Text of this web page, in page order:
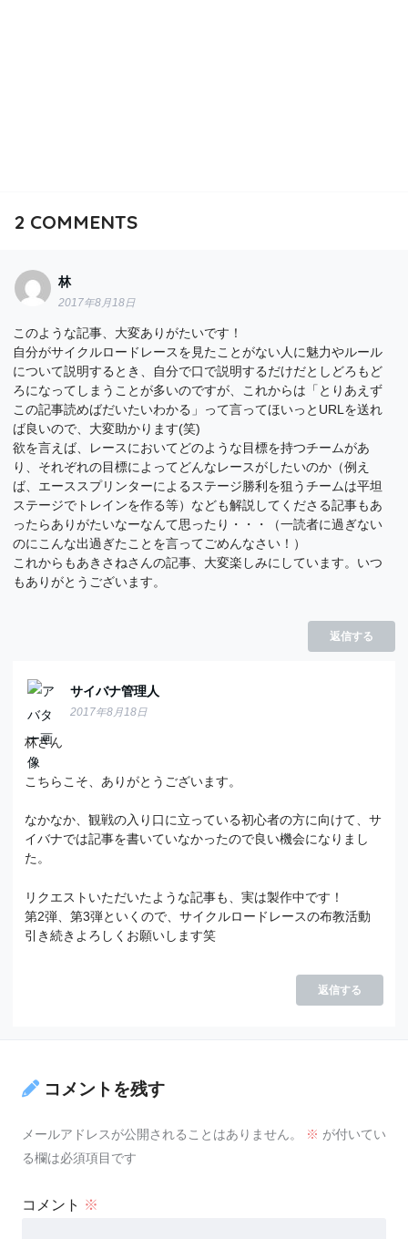
2 COMMENTS
林
2017年8月18日
このような記事、大変ありがたいです！
自分がサイクルロードレースを見たことがない人に魅力やルール
について説明するとき、自分で口で説明するだけだとしどろもど
ろになってしまうことが多いのですが、これからは「とりあえず
この記事読めばだいたいわかる」って言ってほいっとURLを送れ
ば良いので、大変助かります(笑)
欲を言えば、レースにおいてどのような目標を持つチームがあ
り、それぞれの目標によってどんなレースがしたいのか（例え
ば、エーススプリンターによるステージ勝利を狙うチームは平坦
ステージでトレインを作る等）なども解説してくださる記事もあ
ったらありがたいなーなんて思ったり・・・（一読者に過ぎない
のにこんな出過ぎたことを言ってごめんなさい！）
これからもあきさねさんの記事、大変楽しみにしています。いつ
もありがとうございます。
返信する
サイバナ管理人
2017年8月18日
林さん
こちらこそ、ありがとうございます。
なかなか、観戦の入り口に立っている初心者の方に向けて、サ
イバナでは記事を書いていなかったので良い機会になりまし
た。
リクエストいただいたような記事も、実は製作中です！
第2弾、第3弾といくので、サイクルロードレースの布教活動
引き続きよろしくお願いします笑
返信する
コメントを残す
メールアドレスが公開されることはありません。 ※ が付いてい
る欄は必須項目です
コメント ※